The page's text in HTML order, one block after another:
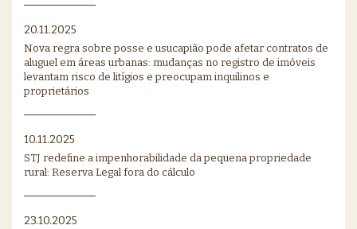
20.11.2025
Nova regra sobre posse e usucapião pode afetar contratos de
aluguel em áreas urbanas: mudanças no registro de imóveis
levantam risco de litígios e preocupam inquilinos e
proprietários
10.11.2025
STJ redefine a impenhorabilidade da pequena propriedade
rural: Reserva Legal fora do cálculo
23.10.2025